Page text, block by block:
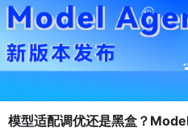
模型适配调优还是黑盒？